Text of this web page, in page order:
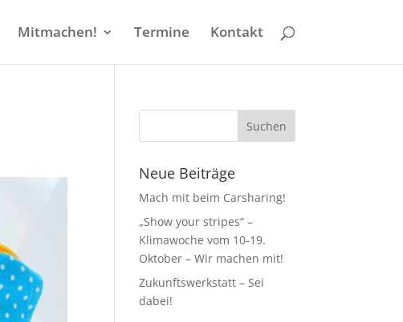
Mitmachen! Termine Kontakt
Neue Beiträge
Mach mit beim Carsharing!
„Show your stripes“ –
Klimawoche vom 10-19.
Oktober – Wir machen mit!
Zukunftswerkstatt – Sei
dabei!